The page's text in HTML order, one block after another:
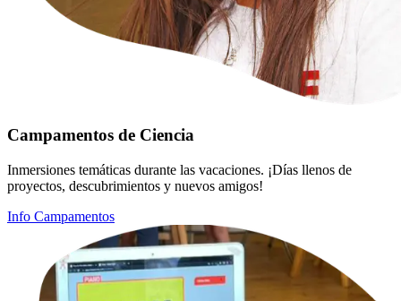
Campamentos de Ciencia
Inmersiones temáticas durante las vacaciones. ¡Días llenos de
proyectos, descubrimientos y nuevos amigos!
Info Campamentos